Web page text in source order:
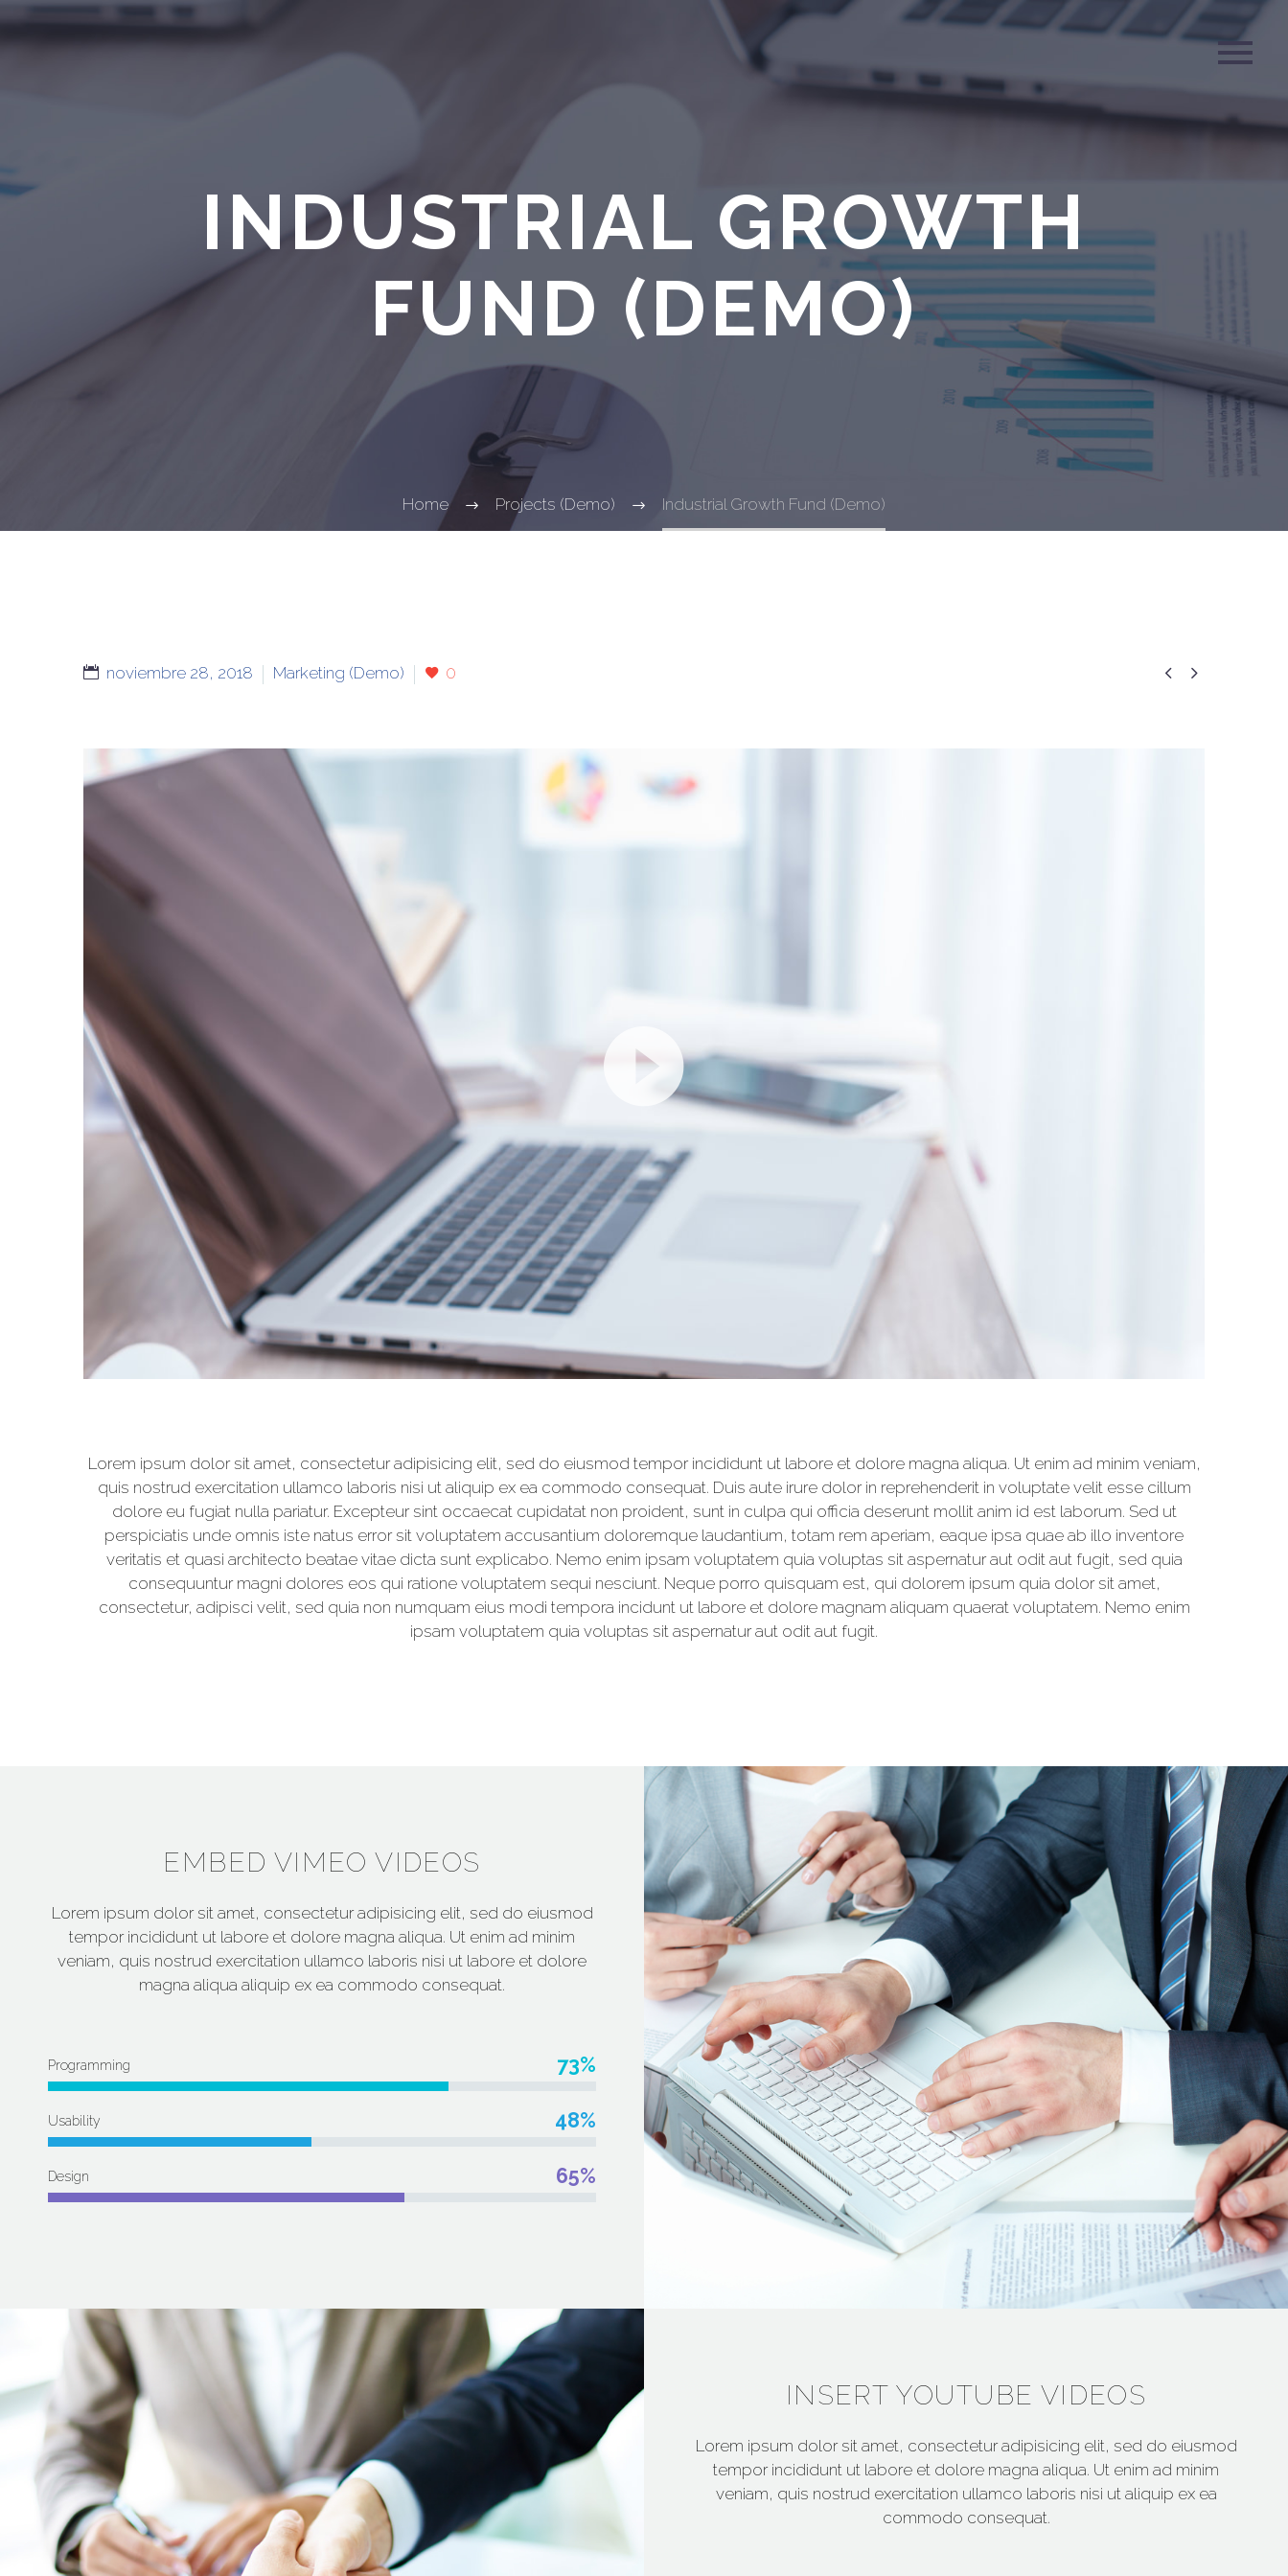
INDUSTRIAL GROWTH
FUND (DEMO)
Home Projects (Demo) Industrial Growth Fund (Demo)
 
noviembre 28, 2018 Marketing (Demo) 0
Lorem ipsum dolor sit amet, consectetur adipisicing elit, sed do eiusmod tempor incididunt ut labore et dolore magna aliqua. Ut enim ad minim veniam,
quis nostrud exercitation ullamco laboris nisi ut aliquip ex ea commodo consequat. Duis aute irure dolor in reprehenderit in voluptate velit esse cillum
dolore eu fugiat nulla pariatur. Excepteur sint occaecat cupidatat non proident, sunt in culpa qui officia deserunt mollit anim id est laborum. Sed ut
perspiciatis unde omnis iste natus error sit voluptatem accusantium doloremque laudantium, totam rem aperiam, eaque ipsa quae ab illo inventore
veritatis et quasi architecto beatae vitae dicta sunt explicabo. Nemo enim ipsam voluptatem quia voluptas sit aspernatur aut odit aut fugit, sed quia
consequuntur magni dolores eos qui ratione voluptatem sequi nesciunt. Neque porro quisquam est, qui dolorem ipsum quia dolor sit amet,
consectetur, adipisci velit, sed quia non numquam eius modi tempora incidunt ut labore et dolore magnam aliquam quaerat voluptatem. Nemo enim
ipsam voluptatem quia voluptas sit aspernatur aut odit aut fugit.
EMBED VIMEO VIDEOS
Lorem ipsum dolor sit amet, consectetur adipisicing elit, sed do eiusmod
tempor incididunt ut labore et dolore magna aliqua. Ut enim ad minim
veniam, quis nostrud exercitation ullamco laboris nisi ut labore et dolore
magna aliqua aliquip ex ea commodo consequat.
Programming 73%
Usability 48%
Design 65%
INSERT YOUTUBE VIDEOS
Lorem ipsum dolor sit amet, consectetur adipisicing elit, sed do eiusmod
tempor incididunt ut labore et dolore magna aliqua. Ut enim ad minim
veniam, quis nostrud exercitation ullamco laboris nisi ut aliquip ex ea
commodo consequat.